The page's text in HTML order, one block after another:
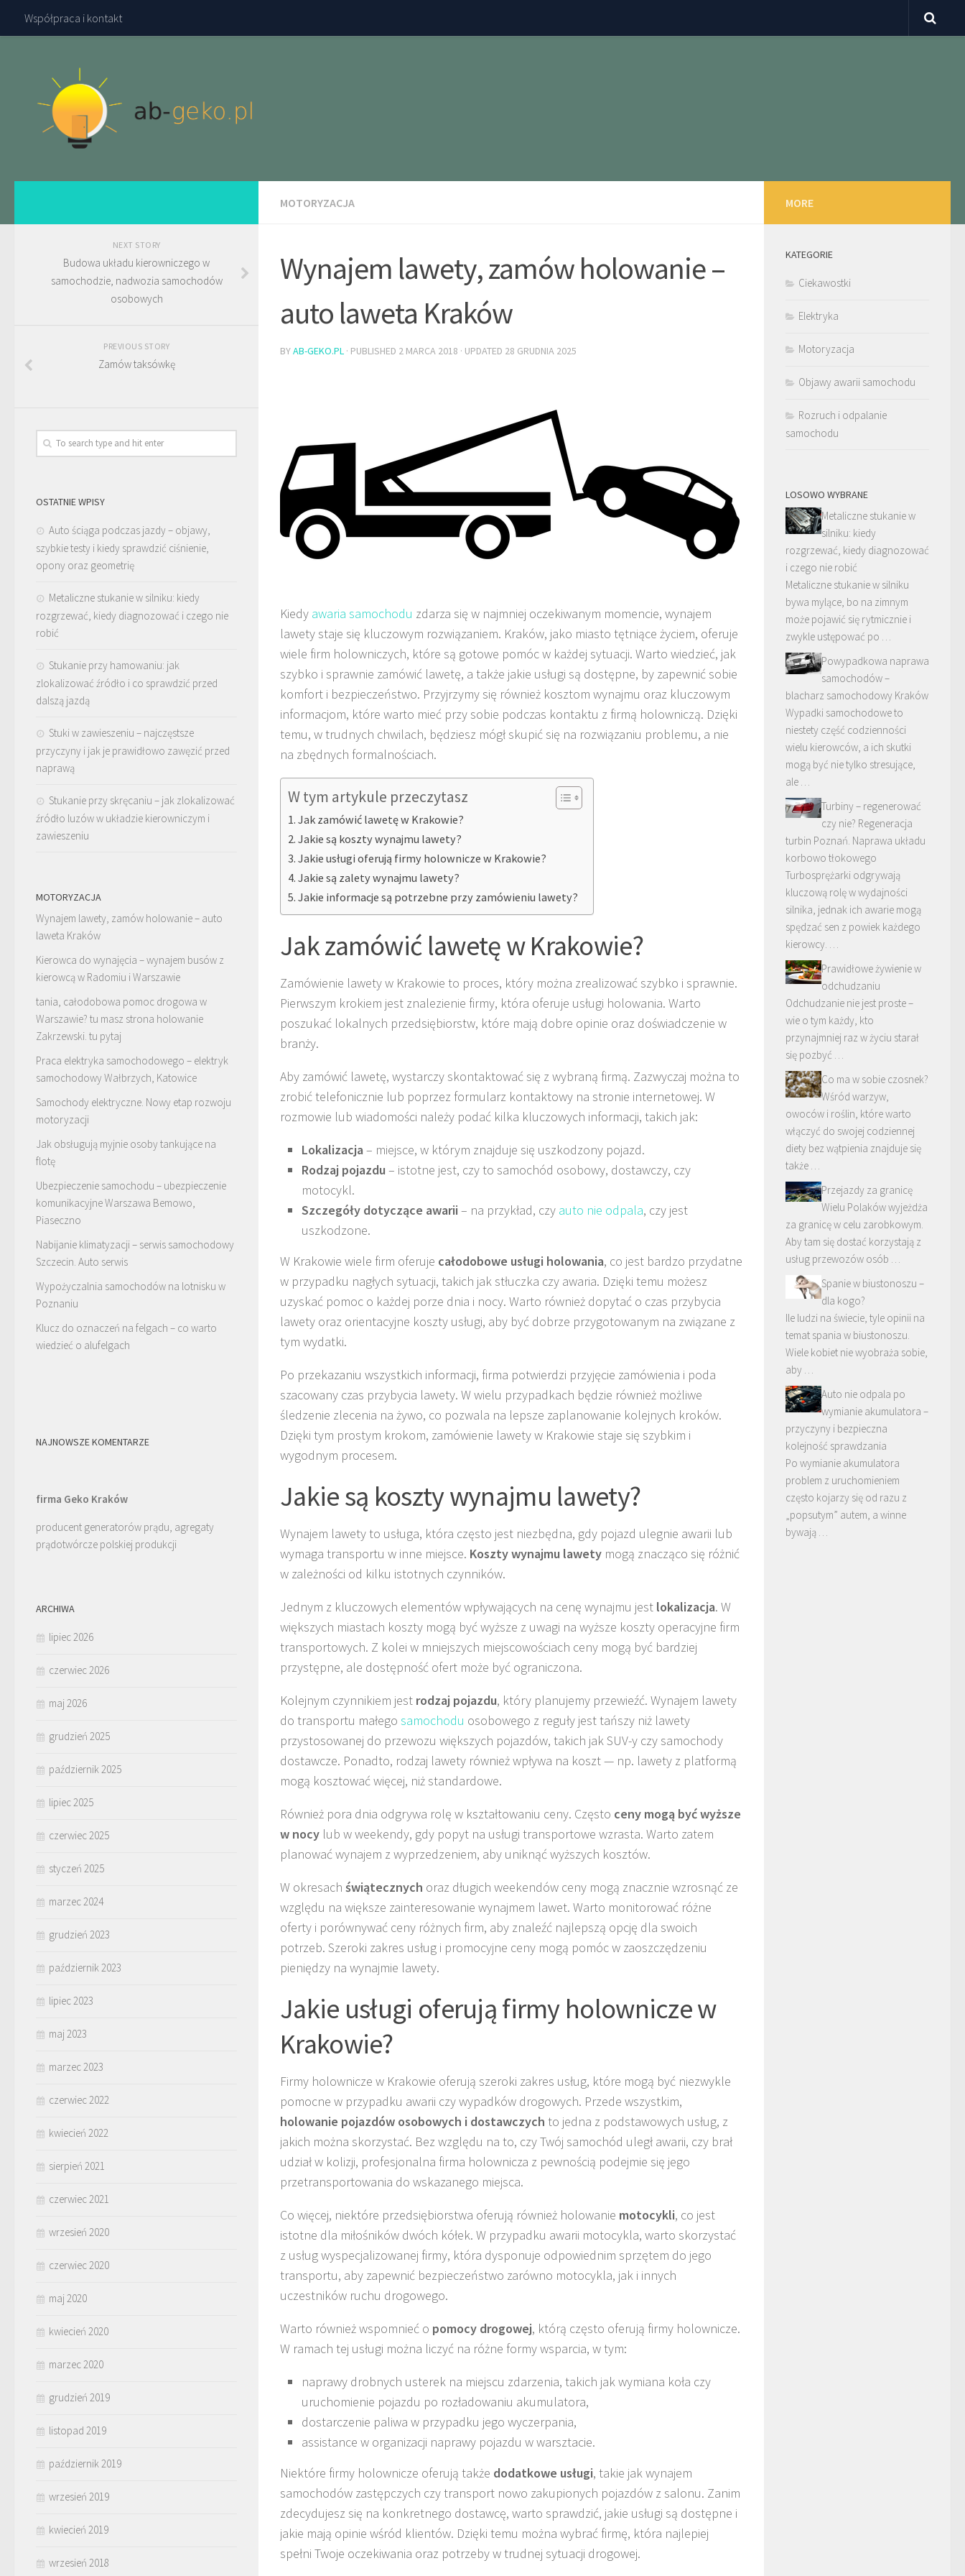
Współpraca i kontakt
MOTORYZACJA
Wynajem lawety, zamów holowanie –
auto laweta Kraków
BYAB-GEKO.PL · PUBLISHED 2 MARCA 2018 · UPDATED 28 GRUDNIA 2025
Kiedy awaria samochodu zdarza się w najmniej oczekiwanym momencie, wynajem
lawety staje się kluczowym rozwiązaniem. Kraków, jako miasto tętniące życiem, oferuje
wiele firm holowniczych, które są gotowe pomóc w każdej sytuacji. Warto wiedzieć, jak
szybko i sprawnie zamówić lawetę, a także jakie usługi są dostępne, by zapewnić sobie
komfort i bezpieczeństwo. Przyjrzymy się również kosztom wynajmu oraz kluczowym
informacjom, które warto mieć przy sobie podczas kontaktu z firmą holowniczą. Dzięki
temu, w trudnych chwilach, będziesz mógł skupić się na rozwiązaniu problemu, a nie
na zbędnych formalnościach.
W tym artykule przeczytasz
Jak zamówić lawetę w Krakowie?
Jakie są koszty wynajmu lawety?
Jakie usługi oferują firmy holownicze w Krakowie?
Jakie są zalety wynajmu lawety?
Jakie informacje są potrzebne przy zamówieniu lawety?
Jak zamówić lawetę w Krakowie?
Zamówienie lawety w Krakowie to proces, który można zrealizować szybko i sprawnie.
Pierwszym krokiem jest znalezienie firmy, która oferuje usługi holowania. Warto
poszukać lokalnych przedsiębiorstw, które mają dobre opinie oraz doświadczenie w
branży.
Aby zamówić lawetę, wystarczy skontaktować się z wybraną firmą. Zazwyczaj można to
zrobić telefonicznie lub poprzez formularz kontaktowy na stronie internetowej. W
rozmowie lub wiadomości należy podać kilka kluczowych informacji, takich jak:
Lokalizacja – miejsce, w którym znajduje się uszkodzony pojazd.
Rodzaj pojazdu – istotne jest, czy to samochód osobowy, dostawczy, czy
motocykl.
Szczegóły dotyczące awarii – na przykład, czy auto nie odpala, czy jest
uszkodzone.
W Krakowie wiele firm oferuje całodobowe usługi holowania, co jest bardzo przydatne
w przypadku nagłych sytuacji, takich jak stłuczka czy awaria. Dzięki temu możesz
uzyskać pomoc o każdej porze dnia i nocy. Warto również dopytać o czas przybycia
lawety oraz orientacyjne koszty usługi, aby być dobrze przygotowanym na związane z
tym wydatki.
Po przekazaniu wszystkich informacji, firma potwierdzi przyjęcie zamówienia i poda
szacowany czas przybycia lawety. W wielu przypadkach będzie również możliwe
śledzenie zlecenia na żywo, co pozwala na lepsze zaplanowanie kolejnych kroków.
Dzięki tym prostym krokom, zamówienie lawety w Krakowie staje się szybkim i
wygodnym procesem.
Jakie są koszty wynajmu lawety?
Wynajem lawety to usługa, która często jest niezbędna, gdy pojazd ulegnie awarii lub
wymaga transportu w inne miejsce. Koszty wynajmu lawety mogą znacząco się różnić
w zależności od kilku istotnych czynników.
Jednym z kluczowych elementów wpływających na cenę wynajmu jest lokalizacja. W
większych miastach koszty mogą być wyższe z uwagi na wyższe koszty operacyjne firm
transportowych. Z kolei w mniejszych miejscowościach ceny mogą być bardziej
przystępne, ale dostępność ofert może być ograniczona.
Kolejnym czynnikiem jest rodzaj pojazdu, który planujemy przewieźć. Wynajem lawety
do transportu małego samochodu osobowego z reguły jest tańszy niż lawety
przystosowanej do przewozu większych pojazdów, takich jak SUV-y czy samochody
dostawcze. Ponadto, rodzaj lawety również wpływa na koszt — np. lawety z platformą
mogą kosztować więcej, niż standardowe.
Również pora dnia odgrywa rolę w kształtowaniu ceny. Często ceny mogą być wyższe
w nocy lub w weekendy, gdy popyt na usługi transportowe wzrasta. Warto zatem
planować wynajem z wyprzedzeniem, aby uniknąć wyższych kosztów.
W okresach świątecznych oraz długich weekendów ceny mogą znacznie wzrosnąć ze
względu na większe zainteresowanie wynajmem lawet. Warto monitorować różne
oferty i porównywać ceny różnych firm, aby znaleźć najlepszą opcję dla swoich
potrzeb. Szeroki zakres usług i promocyjne ceny mogą pomóc w zaoszczędzeniu
pieniędzy na wynajmie lawety.
Jakie usługi oferują firmy holownicze w
Krakowie?
Firmy holownicze w Krakowie oferują szeroki zakres usług, które mogą być niezwykle
pomocne w przypadku awarii czy wypadków drogowych. Przede wszystkim,
holowanie pojazdów osobowych i dostawczych to jedna z podstawowych usług, z
jakich można skorzystać. Bez względu na to, czy Twój samochód uległ awarii, czy brał
udział w kolizji, profesjonalna firma holownicza z pewnością podejmie się jego
przetransportowania do wskazanego miejsca.
Co więcej, niektóre przedsiębiorstwa oferują również holowanie motocykli, co jest
istotne dla miłośników dwóch kółek. W przypadku awarii motocykla, warto skorzystać
z usług wyspecjalizowanej firmy, która dysponuje odpowiednim sprzętem do jego
transportu, aby zapewnić bezpieczeństwo zarówno motocykla, jak i innych
uczestników ruchu drogowego.
Warto również wspomnieć o pomocy drogowej, którą często oferują firmy holownicze.
W ramach tej usługi można liczyć na różne formy wsparcia, w tym:
naprawy drobnych usterek na miejscu zdarzenia, takich jak wymiana koła czy
uruchomienie pojazdu po rozładowaniu akumulatora,
dostarczenie paliwa w przypadku jego wyczerpania,
assistance w organizacji naprawy pojazdu w warsztacie.
Niektóre firmy holownicze oferują także dodatkowe usługi, takie jak wynajem
samochodów zastępczych czy transport nowo zakupionych pojazdów z salonu. Zanim
zdecydujesz się na konkretnego dostawcę, warto sprawdzić, jakie usługi są dostępne i
jakie mają opinie wśród klientów. Dzięki temu można wybrać firmę, która najlepiej
spełni Twoje oczekiwania oraz potrzeby w trudnej sytuacji drogowej.
NEXT STORY
Budowa układu kierowniczego w
samochodzie, nadwozia samochodów
osobowych
PREVIOUS STORY
Zamów taksówkę
OSTATNIE WPISY
Auto ściąga podczas jazdy – objawy,
szybkie testy i kiedy sprawdzić ciśnienie,
opony oraz geometrię
Metaliczne stukanie w silniku: kiedy
rozgrzewać, kiedy diagnozować i czego nie
robić
Stukanie przy hamowaniu: jak
zlokalizować źródło i co sprawdzić przed
dalszą jazdą
Stuki w zawieszeniu – najczęstsze
przyczyny i jak je prawidłowo zawęzić przed
naprawą
Stukanie przy skręcaniu – jak zlokalizować
źródło luzów w układzie kierowniczym i
zawieszeniu
MOTORYZACJA
Wynajem lawety, zamów holowanie – auto
laweta Kraków
Kierowca do wynajęcia – wynajem busów z
kierowcą w Radomiu i Warszawie
tania, całodobowa pomoc drogowa w
Warszawie? tu masz strona holowanie
Zakrzewski. tu pytaj
Praca elektryka samochodowego – elektryk
samochodowy Wałbrzych, Katowice
Samochody elektryczne. Nowy etap rozwoju
motoryzacji
Jak obsługują myjnie osoby tankujące na
flotę
Ubezpieczenie samochodu – ubezpieczenie
komunikacyjne Warszawa Bemowo,
Piaseczno
Nabijanie klimatyzacji – serwis samochodowy
Szczecin. Auto serwis
Wypożyczalnia samochodów na lotnisku w
Poznaniu
Klucz do oznaczeń na felgach – co warto
wiedzieć o alufelgach
NAJNOWSZE KOMENTARZE
firma Geko Kraków
producent generatorów prądu, agregaty
prądotwórcze polskiej produkcji
ARCHIWA
lipiec 2026
czerwiec 2026
maj 2026
grudzień 2025
październik 2025
lipiec 2025
czerwiec 2025
styczeń 2025
marzec 2024
grudzień 2023
październik 2023
lipiec 2023
maj 2023
marzec 2023
czerwiec 2022
kwiecień 2022
sierpień 2021
czerwiec 2021
wrzesień 2020
czerwiec 2020
maj 2020
kwiecień 2020
marzec 2020
grudzień 2019
listopad 2019
październik 2019
wrzesień 2019
kwiecień 2019
wrzesień 2018
MORE
KATEGORIE
Ciekawostki
Elektryka
Motoryzacja
Objawy awarii samochodu
Rozruch i odpalanie
samochodu
LOSOWO WYBRANE
Metaliczne stukanie w
silniku: kiedy
rozgrzewać, kiedy diagnozować
i czego nie robić
Metaliczne stukanie w silniku
bywa mylące, bo na zimnym
może pojawić się rytmicznie i
zwykle ustępować po …
Powypadkowa naprawa
samochodów –
blacharz samochodowy Kraków
Wypadki samochodowe to
niestety część codzienności
wielu kierowców, a ich skutki
mogą być nie tylko stresujące,
ale …
Turbiny – regenerować
czy nie? Regeneracja
turbin Poznań. Naprawa układu
korbowo tłokowego
Turbosprężarki odgrywają
kluczową rolę w wydajności
silnika, jednak ich awarie mogą
spędzać sen z powiek każdego
kierowcy. …
Prawidłowe żywienie w
odchudzaniu
Odchudzanie nie jest proste –
wie o tym każdy, kto
przynajmniej raz w życiu starał
się pozbyć …
Co ma w sobie czosnek?
Wśród warzyw,
owoców i roślin, które warto
włączyć do swojej codziennej
diety bez wątpienia znajduje się
także …
Przejazdy za granicę
Wielu Polaków wyjeżdża
za granicę w celu zarobkowym.
Aby tam się dostać korzystają z
usług przewozów osób …
Spanie w biustonoszu –
dla kogo?
Ile ludzi na świecie, tyle opinii na
temat spania w biustonoszu.
Wiele kobiet nie wyobraża sobie,
aby …
Auto nie odpala po
wymianie akumulatora –
przyczyny i bezpieczna
kolejność sprawdzania
Po wymianie akumulatora
problem z uruchomieniem
często kojarzy się od razu z
„popsutym” autem, a winne
bywają …